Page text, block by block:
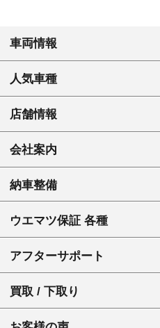
車両情報
人気車種
店舗情報
会社案内
納車整備
ウエマツ保証 各種
アフターサポート
買取 / 下取り